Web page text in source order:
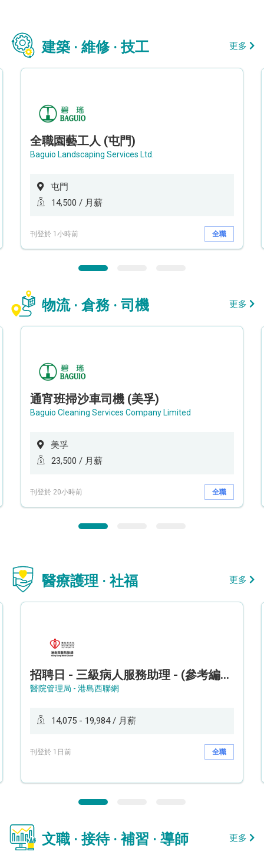
建築 · 維修 · 技工 更多
全職園藝工人 (屯門)
Baguio Landscaping Services Ltd.
屯門
14,500 / 月薪
刊登於 1小時前 全職
物流 · 倉務 · 司機 更多
通宵班掃沙車司機 (美孚)
Baguio Cleaning Services Company Limited
美孚
23,500 / 月薪
刊登於 20小時前 全職
醫療護理 · 社福 更多
招聘日 - 三級病人服務助理 - (參考編號: HKWCS260107)
醫院管理局 - 港島西聯網
14,075 - 19,984 / 月薪
刊登於 1日前 全職
文職 · 接待 · 補習 · 導師 更多